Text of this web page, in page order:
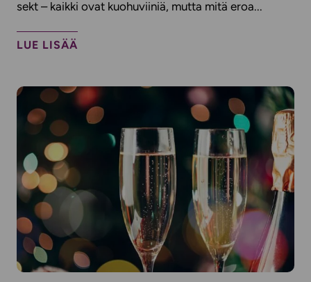
sekt – kaikki ovat kuohuviiniä, mutta mitä eroa...
LUE LISÄÄ